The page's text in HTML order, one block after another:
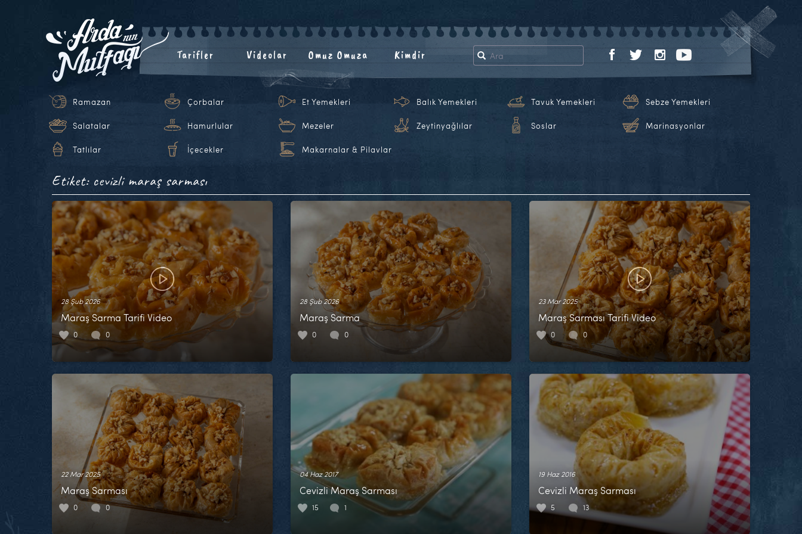
Tarifler Videolar Omuz Omuza Kimdir
Ramazan Çorbalar Et Yemekleri Balık Yemekleri Tavuk Yemekleri Sebze Yemekleri
Salatalar Hamurlular Mezeler Zeytinyağlılar Soslar Marinasyonlar
Tatlılar İçecekler Makarnalar & Pilavlar
Etiket: cevizli maraş sarması
28 Şub 2026
Maraş Sarma Tarifi Video
0 0
28 Şub 2026
Maraş Sarma
0 0
23 Mar 2025
Maraş Sarması Tarifi Video
0 0
22 Mar 2025
Maraş Sarması
0 0
04 Haz 2017
Cevizli Maraş Sarması
15 1
19 Haz 2016
Cevizli Maraş Sarması
5 13